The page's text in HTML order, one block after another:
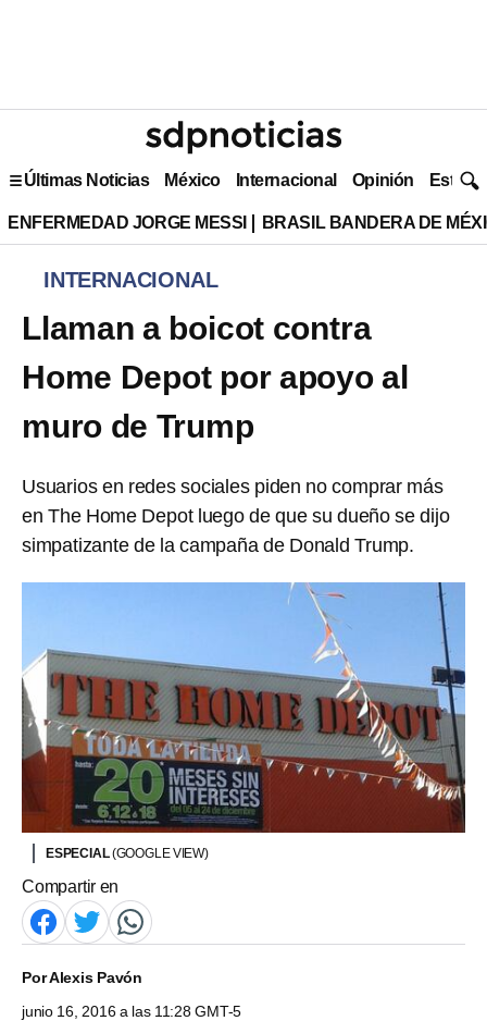
Últimas Noticias México Internacional Opinión Estilo
ENFERMEDAD JORGE MESSI BRASIL BANDERA DE
INTERNACIONAL
Llaman a boicot contra
Home Depot por apoyo al
muro de Trump
Usuarios en redes sociales piden no comprar más
en The Home Depot luego de que su dueño se dijo
simpatizante de la campaña de Donald Trump.
ESPECIAL(GOOGLE VIEW)
Compartir en
PorAlexis Pavón
junio 16, 2016 a las 11:28 GMT-5